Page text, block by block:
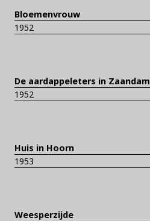
Bloemenvrouw
1952
De aardappeleters in Zaandam
1952
Huis in Hoorn
1953
Weesperzijde